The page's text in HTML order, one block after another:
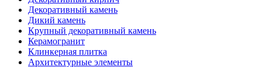
Декоративный камень
Дикий камень
Крупный декоративный камень
Керамогранит
Клинкерная плитка
Архитектурные элементы